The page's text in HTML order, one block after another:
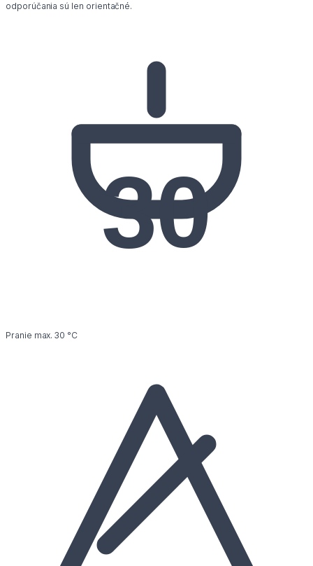
odporúčania sú len orientačné.
30
Pranie max. 30 °C